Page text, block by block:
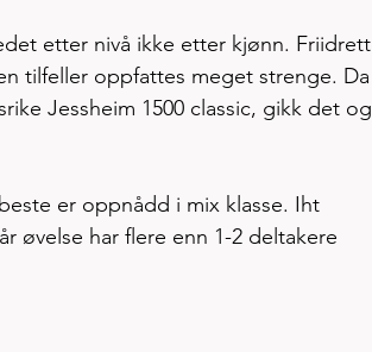
etter nivå ikke etter kjønn.
tilfeller oppfattes meget strenge.
Jessheim 1500 classic, gikk det
er oppnådd i mix klasse. Iht
øvelse har flere enn 1-2 deltakere